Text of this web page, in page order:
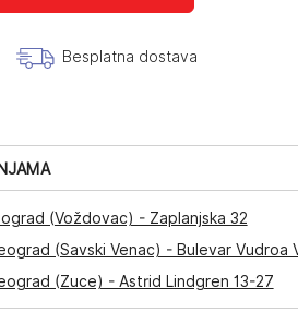
Besplatna dostava
(Voždovac) - Zaplanjska 32
(Savski Venac) - Bulevar Vudroa
(Zuce) - Astrid Lindgren 13-27